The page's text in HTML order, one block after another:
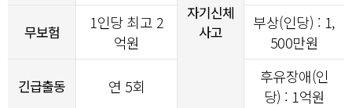
자기신체
사고
무보험
1인당 최고 2
억원
부상(인당) : 1,
500만원
긴급출동 연 5회
후유장애(인
당) : 1억원